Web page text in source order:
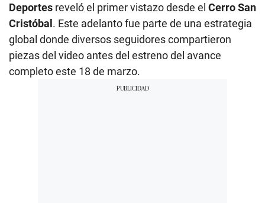
Deportes reveló el primer vistazo desde el Cerro San
Cristóbal. Este adelanto fue parte de una estrategia
global donde diversos seguidores compartieron
piezas del video antes del estreno del avance
completo este 18 de marzo.